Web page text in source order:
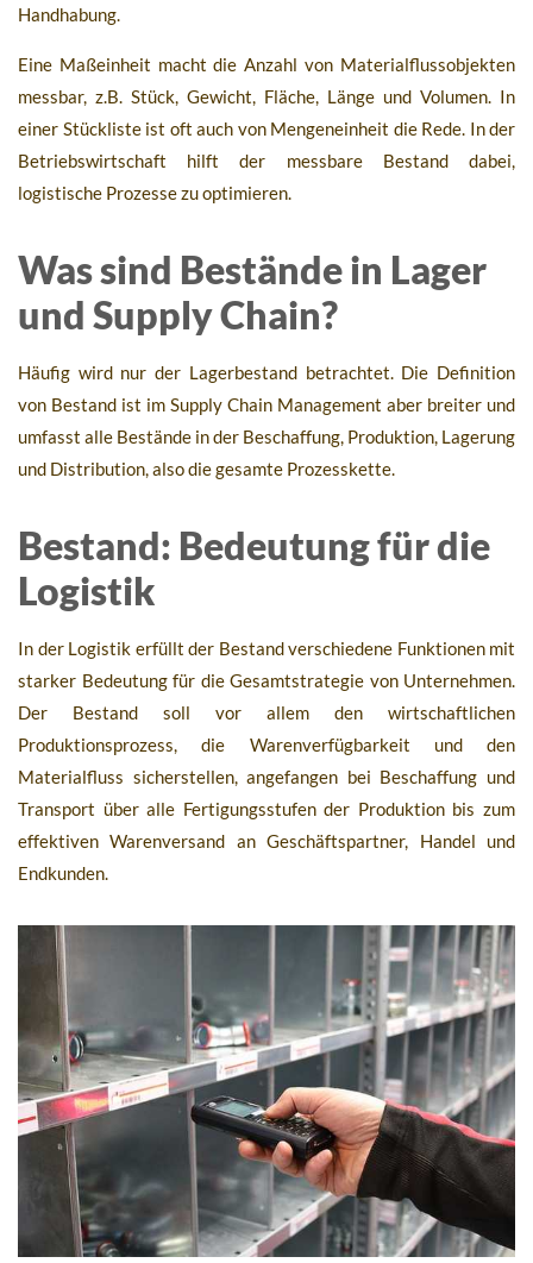
Handhabung.
Eine Maßeinheit macht die Anzahl von Materialflussobjekten
messbar, z.B. Stück, Gewicht, Fläche, Länge und Volumen. In
einer Stückliste ist oft auch von Mengeneinheit die Rede. In der
Betriebswirtschaft hilft der messbare Bestand dabei,
logistische Prozesse zu optimieren.
Was sind Bestände in Lager
und Supply Chain?
Häufig wird nur der Lagerbestand betrachtet. Die Definition
von Bestand ist im Supply Chain Management aber breiter und
umfasst alle Bestände in der Beschaffung, Produktion, Lagerung
und Distribution, also die gesamte Prozesskette.
Bestand: Bedeutung für die
Logistik
In der Logistik erfüllt der Bestand verschiedene Funktionen mit
starker Bedeutung für die Gesamtstrategie von Unternehmen.
Der Bestand soll vor allem den wirtschaftlichen
Produktionsprozess, die Warenverfügbarkeit und den
Materialfluss sicherstellen, angefangen bei Beschaffung und
Transport über alle Fertigungsstufen der Produktion bis zum
effektiven Warenversand an Geschäftspartner, Handel und
Endkunden.